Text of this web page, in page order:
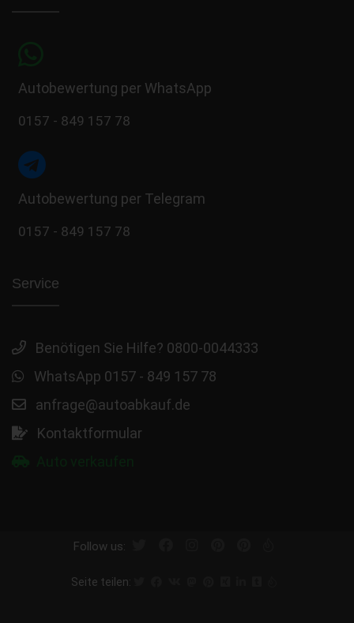
Autobewertung per WhatsApp
0157 - 849 157 78
Autobewertung per Telegram
0157 - 849 157 78
Service
Benötigen Sie Hilfe? 0800-0044333
WhatsApp 0157 - 849 157 78
anfrage@autoabkauf.de
Kontaktformular
Follow us:
Seite teilen: